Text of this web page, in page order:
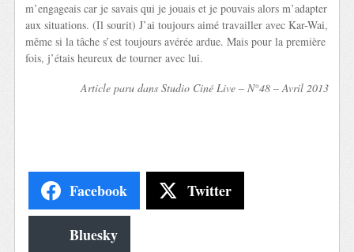
m’engageais car je savais qui je jouais et je pouvais alors m’adapter
aux situations. (Il sourit) J’ai toujours aimé travailler avec Kar-Wai,
même si la tâche s’est toujours avérée ardue. Mais pour la première
fois, j’étais heureux de tourner avec lui.
Article paru dans Studio Ciné Live – N°48 – Avril 2013
Facebook Twitter
Bluesky